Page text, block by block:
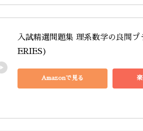
入試精選問題集 理系数学の良問
ERIES)
Amazonで見る